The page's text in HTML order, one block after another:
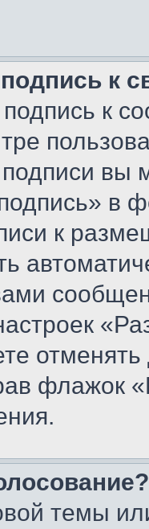
к
к
вы
в
к
флажок
темы